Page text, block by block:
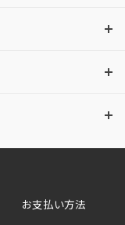
お支払い方法